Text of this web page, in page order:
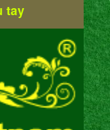
tay